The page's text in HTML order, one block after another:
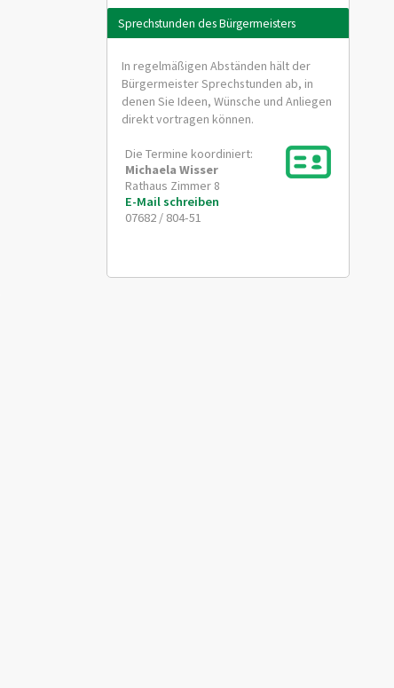
Sprechstunden des Bürgermeisters
In regelmäßigen Abständen hält der
Bürgermeister Sprechstunden ab, in
denen Sie Ideen, Wünsche und Anliegen
direkt vortragen können.
Die Termine koordiniert:
Michaela Wisser
Rathaus Zimmer 8
E-Mail schreiben
07682 / 804-51